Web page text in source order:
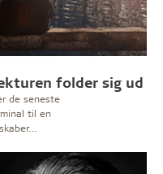
folder sig ud
de seneste
til en
ø-haver,